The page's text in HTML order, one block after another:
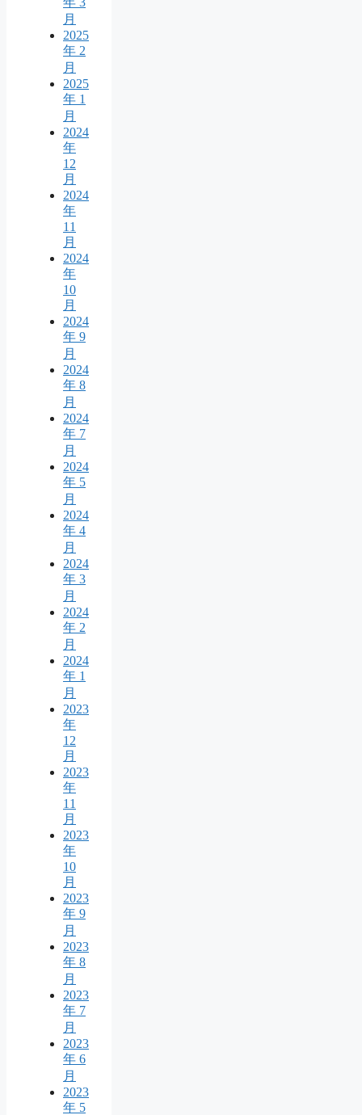
月
2025
年 2
月
2025
年 1
月
2024
年
12
月
2024
年
11
月
2024
年
10
月
2024
年 9
月
2024
年 8
月
2024
年 7
月
2024
年 5
月
2024
年 4
月
2024
年 3
月
2024
年 2
月
2024
年 1
月
2023
年
12
月
2023
年
11
月
2023
年
10
月
2023
年 9
月
2023
年 8
月
2023
年 7
月
2023
年 6
月
2023
年 5